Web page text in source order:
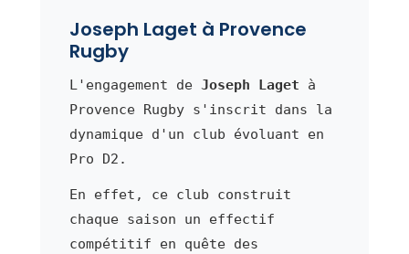
Joseph Laget à Provence
Rugby
L'engagement de Joseph Laget à
Provence Rugby s'inscrit dans la
dynamique d'un club évoluant en
Pro D2.
En effet, ce club construit
chaque saison un effectif
compétitif en quête des